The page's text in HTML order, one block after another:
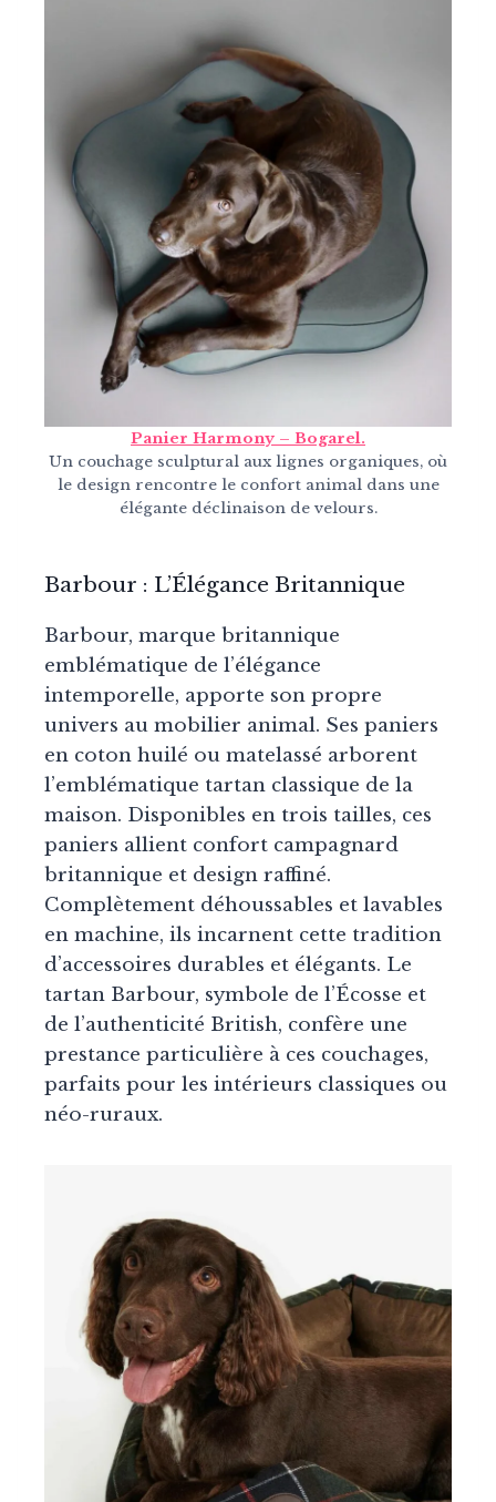
Panier Harmony – Bogarel.
Un couchage sculptural aux lignes organiques, où
le design rencontre le confort animal dans une
élégante déclinaison de velours.
Barbour : L’Élégance Britannique
Barbour, marque britannique
emblématique de l’élégance
intemporelle, apporte son propre
univers au mobilier animal. Ses paniers
en coton huilé ou matelassé arborent
l’emblématique tartan classique de la
maison. Disponibles en trois tailles, ces
paniers allient confort campagnard
britannique et design raffiné.
Complètement déhoussables et lavables
en machine, ils incarnent cette tradition
d’accessoires durables et élégants. Le
tartan Barbour, symbole de l’Écosse et
de l’authenticité British, confère une
prestance particulière à ces couchages,
parfaits pour les intérieurs classiques ou
néo-ruraux.